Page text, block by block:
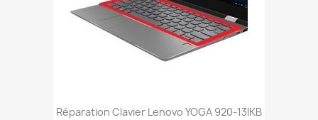
Réparation Clavier Lenovo YOGA 920-13IKB